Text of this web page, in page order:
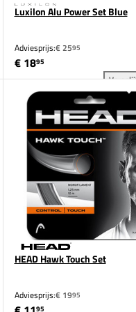
200M toevoegen aan
Luxilon Alu Power Set Blue
Adviesprijs:€ 2595
€ 1895
HEAD Hawk Touch Set
Adviesprijs:€ 1995
95